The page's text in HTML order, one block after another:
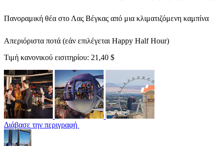
Πανοραμική θέα στο Λας Βέγκας από μια κλιματιζόμενη καμπίνα
Απεριόριστα ποτά (εάν επιλέγεται Happy Half Hour)
Τιμή κανονικού εισιτηρίου: 21,40 $
Διάβασε την περιγραφή